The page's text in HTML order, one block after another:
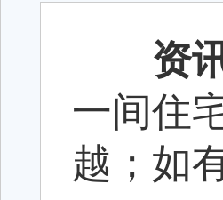
资
一间住
越；如